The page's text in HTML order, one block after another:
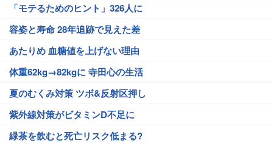
「モテるためのヒント」326人に
容姿と寿命 28年追跡で見えた差
あたりめ 血糖値を上げない理由
体重62kg→82kgに 寺田心の生活
夏のむくみ対策 ツボ&反射区押し
紫外線対策がビタミンD不足に
緑茶を飲むと死亡リスク低まる?